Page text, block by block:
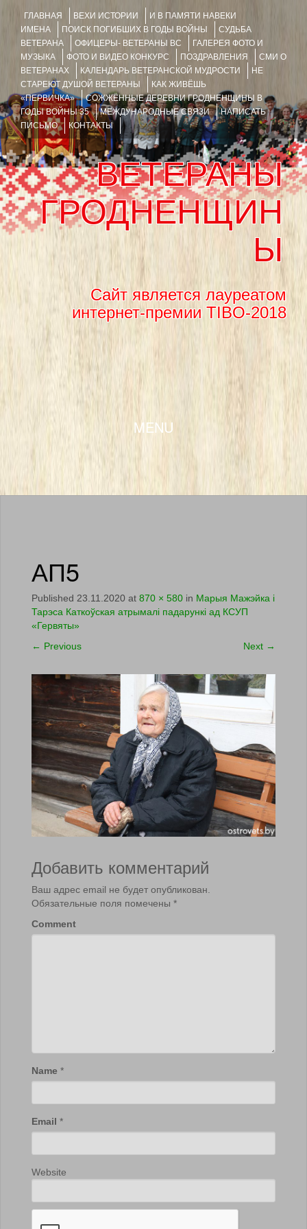
ГЛАВНАЯ ВЕХИ ИСТОРИИ
И В ПАМЯТИ НАВЕКИ
ИМЕНА
ПОИСК ПОГИБШИХ В ГОДЫ ВОЙНЫ
СУДЬБА
ВЕТЕРАНА
ОФИЦЕРЫ- ВЕТЕРАНЫ ВС
ГАЛЕРЕЯ ФОТО И
МУЗЫКА
ФОТО И ВИДЕО КОНКУРС ПОЗДРАВЛЕНИЯ
СМИ О
ВЕТЕРАНАХ
КАЛЕНДАРЬ ВЕТЕРАНСКОЙ МУДРОСТИ
НЕ
СТАРЕЮТ ДУШОЙ ВЕТЕРАНЫ
КАК ЖИВЁШЬ
«ПЕРВИЧКА»
СОЖЖЁННЫЕ ДЕРЕВНИ ГРОДНЕНЩИНЫ В
ГОДЫ ВОЙНЫ 35
МЕЖДУНАРОДНЫЕ СВЯЗИ
НАПИСАТЬ
ПИСЬМО
КОНТАКТЫ
ВЕТЕРАНЫ
ГРОДНЕНЩИН
Ы
Сайт является лауреатом
интернет-премии TIBO-2018
MENU
SKIP TO CONTENT
АП5
Published 23.11.2020 at 870 × 580 in Марыя Мажэйка і
Тарэса Каткоўская атрымалі падарункі ад КСУП
«Гервяты»
← Previous Next →
Добавить комментарий
Ваш адрес email не будет опубликован.
Обязательные поля помечены *
Comment
Name *
Email *
Website